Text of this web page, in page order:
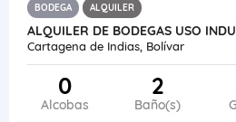
BODEGA ALQUILER
Cartagena de Indias, Bolívar
0
Alcobas
2
Baño(s)